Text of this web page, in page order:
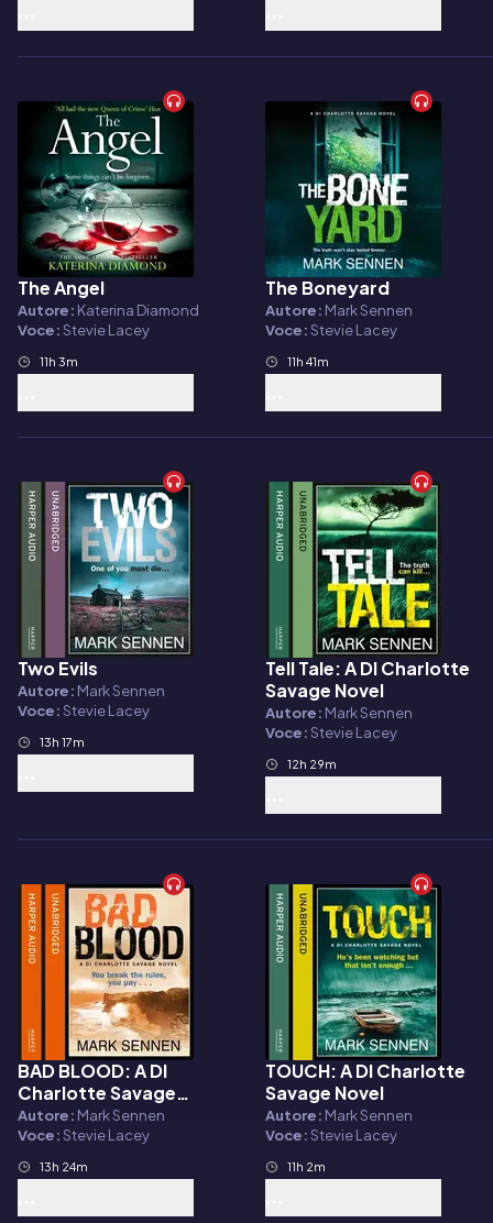
Audiolibro
The Angel
Autore: Katerina Diamond
Voce:Stevie Lacey
11h 3m
Audiolibro
The Boneyard
Autore: Mark Sennen
Voce:Stevie Lacey
11h 41m
Audiolibro
Two Evils
Autore: Mark Sennen
Voce:Stevie Lacey
13h 17m
Audiolibro
Tell Tale: A DI Charlotte
Savage Novel
Autore: Mark Sennen
Voce:Stevie Lacey
12h 29m
Audiolibro
BAD BLOOD: A DI
Charlotte Savage
Novel
Autore: Mark Sennen
Voce:Stevie Lacey
13h 24m
Audiolibro
TOUCH: A DI Charlotte
Savage Novel
Autore: Mark Sennen
Voce:Stevie Lacey
11h 2m